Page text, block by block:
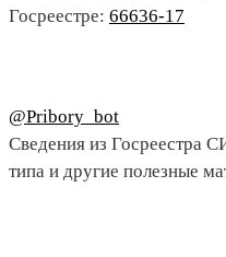
Госреестре: 66636-17
@Pribory_bot
Сведения из Госреестра
типа и другие полезные